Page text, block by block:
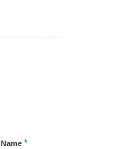
Name *